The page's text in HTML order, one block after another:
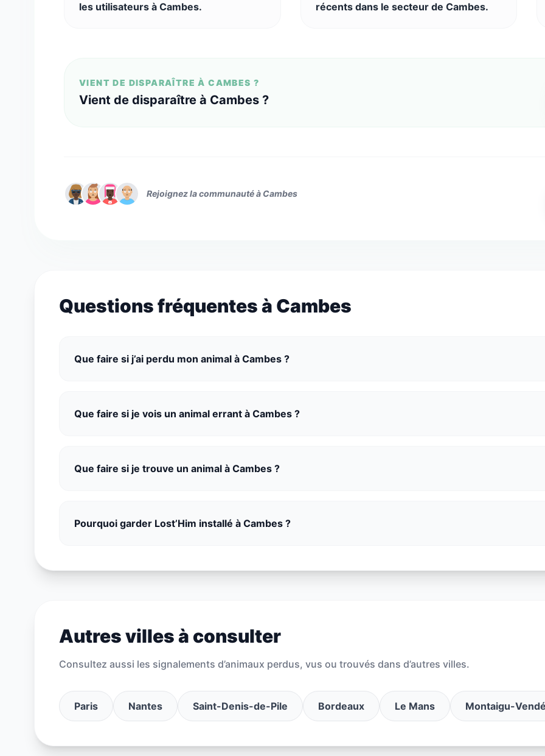
les utilisateurs à Cambes.
récents dans le secteur de Cambes.
VIENT DE DISPARAÎTRE À CAMBES ?
Vient de disparaître à Cambes ?
Rejoignez la communauté à Cambes
Questions fréquentes à Cambes
Que faire si j’ai perdu mon animal à Cambes ?
Que faire si je vois un animal errant à Cambes ?
Que faire si je trouve un animal à Cambes ?
Pourquoi garder Lost’Him installé à Cambes ?
Autres villes à consulter
Consultez aussi les signalements d’animaux perdus, vus ou trouvés dans d’autres villes.
Paris Nantes Saint-Denis-de-Pile Bordeaux Le Mans Montaigu-